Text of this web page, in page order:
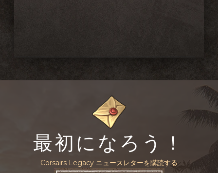
最初になろう！
Corsairs Legacy ニュースレターを購読する